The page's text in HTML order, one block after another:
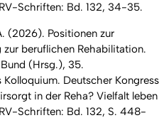
Schriften: Bd. 132, 34-35.
(2026). Positionen zur
beruflichen Rehabilitation.
(Hrsg.), 35.
Deutscher Kongress
in der Reha? Vielfalt leben
Schriften: Bd. 132, S. 448-